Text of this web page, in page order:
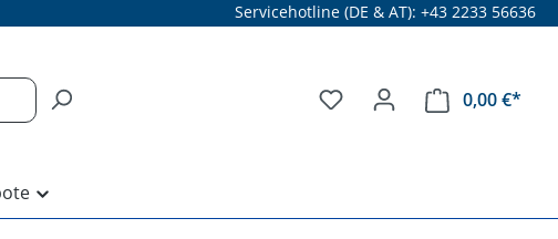
Servicehotline (DE & AT): +43 2233 56636
0,00 €*